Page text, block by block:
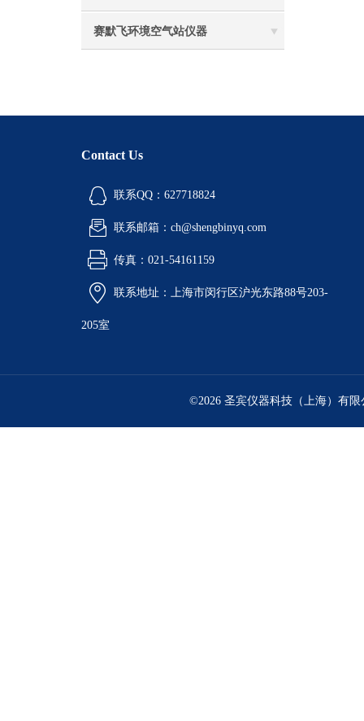
赛默飞环境空气站仪器
Contact Us
联系QQ：627718824
联系邮箱：ch@shengbinyq.com
传真：021-54161159
联系地址：上海市闵行区沪光东路88号203-
205室
©2026 圣宾仪器科技（上海）有